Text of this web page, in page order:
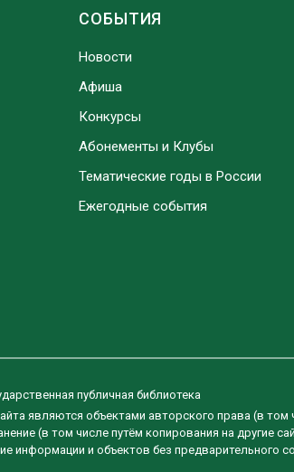
СОБЫТИЯ
Новости
Афиша
Конкурсы
Абонементы и Клубы
Тематические годы в России
Ежегодные события
публичная библиотека
являются объектами авторского права (в том
(в том числе путём копирования на другие
информации и объектов без предварительного